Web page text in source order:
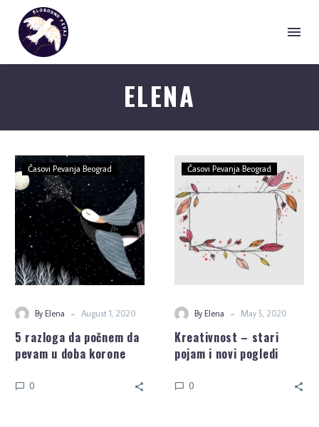
ELENA
Časovi Pevanja Beograd
By Elena - August 1, 2020
5 razloga da počnem da
pevam u doba korone
0
Časovi Pevanja Beograd
By Elena - May 5, 2020
Kreativnost – stari
pojam i novi pogledi
0